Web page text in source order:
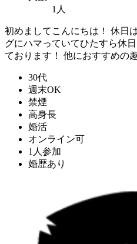
1人
初めましてこんにちは！ 休日
グにハマっていてひたすら休
ております！ 他におすすめの
30代
週末OK
禁煙
高身長
婚活
オンライン可
1人参加
婚歴あり